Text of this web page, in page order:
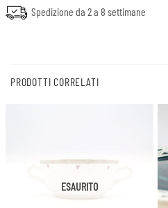
Spedizione da 2 a 8 settimane
PRODOTTI CORRELATI
ESAURITO